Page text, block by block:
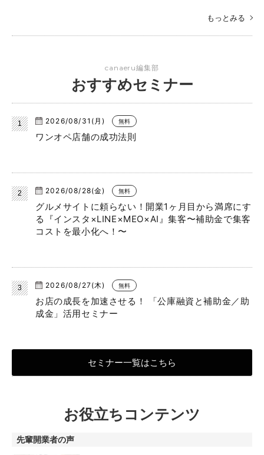
もっとみる
canaeru編集部
おすすめセミナー
2026/08/31(月) 無料
ワンオペ店舗の成功法則
2026/08/28(金) 無料
グルメサイトに頼らない！開業1ヶ月目から満席にす
る『インスタ×LINE×MEO×AI』集客〜補助金で集客
コストを最小化へ！〜
2026/08/27(木) 無料
お店の成長を加速させる！ 「公庫融資と補助金／助
成金」活用セミナー
セミナー一覧はこちら
お役立ちコンテンツ
先輩開業者の声